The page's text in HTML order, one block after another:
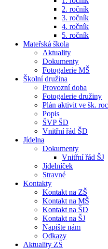
2. ročník
3. ročník
4. ročník
5. ročník
Mateřská škola
Aktuality
Dokumenty
Fotogalerie MŠ
Školní družina
Provozní doba
Fotogalerie družiny
Plán aktivit ve šk.
Popis
ŠVP ŠD
Vnitřní řád ŠD
Jídelna
Dokumenty
Vnitřní řád ŠJ
Jídelníček
Stravné
Kontakty
Kontakt na ZŠ
Kontakt na MŠ
Kontakt na ŠD
Kontakt na ŠJ
Napište nám
Odkazy
Aktuality ZŠ